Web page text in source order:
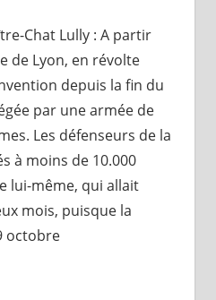
Chat Lully : A partir
de Lyon, en révolte
depuis la fin du
par une armée de
Les défenseurs de la
à moins de 10.000
lui-même, qui allait
mois, puisque la
octobre